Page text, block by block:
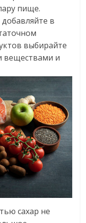
пище.
в
выбирайте
веществами и
сахар не